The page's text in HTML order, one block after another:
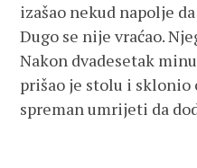
izašao nekud napolje
Dugo se nije vraćao.
Nakon dvadesetak
prišao je stolu i sklonio
spreman umrijeti da